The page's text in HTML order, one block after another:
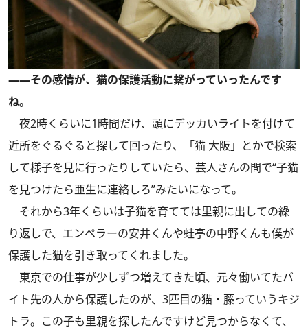
――その感情が、猫の保護活動に繋がっていったんです
ね。
夜2時くらいに1時間だけ、頭にデッカいライトを付けて
近所をぐるぐると探して回ったり、「猫 大阪」とかで検索
して様子を見に行ったりしていたら、芸人さんの間で“子猫
を見つけたら亜生に連絡しろ”みたいになって。
それから3年くらいは子猫を育てては里親に出しての繰
り返しで、エンペラーの安井くんや蛙亭の中野くんも僕が
保護した猫を引き取ってくれました。
東京での仕事が少しずつ増えてきた頃、元々働いてたバ
イト先の人から保護したのが、3匹目の猫・藤っていうキジ
トラ。この子も里親を探したんですけど見つからなくて、